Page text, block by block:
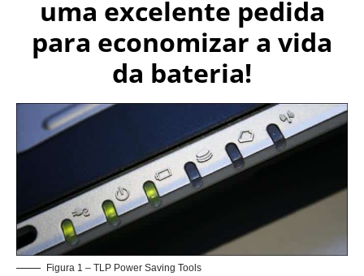
uma excelente pedida
para economizar a vida
da bateria!
Figura 1 – TLP Power Saving Tools